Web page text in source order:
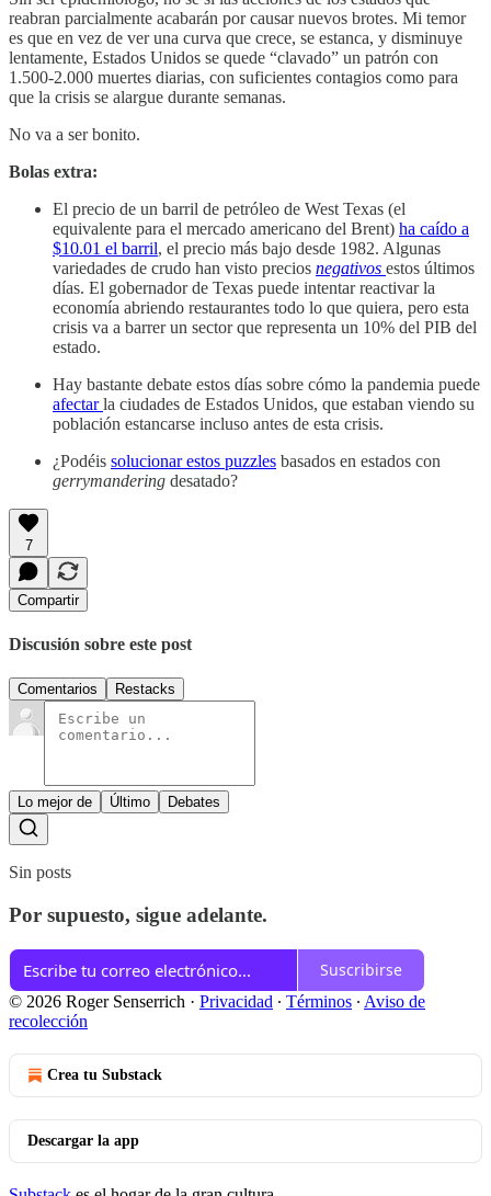
reabran parcialmente acabarán por causar nuevos brotes. Mi temor
es que en vez de ver una curva que crece, se estanca, y disminuye
lentamente, Estados Unidos se quede “clavado” un patrón con
1.500-2.000 muertes diarias, con suficientes contagios como para
que la crisis se alargue durante semanas.
No va a ser bonito.
Bolas extra:
El precio de un barril de petróleo de West Texas (el
equivalente para el mercado americano del Brent) ha caído a
$10.01 el barril, el precio más bajo desde 1982. Algunas
variedades de crudo han visto precios negativos estos últimos
días. El gobernador de Texas puede intentar reactivar la
economía abriendo restaurantes todo lo que quiera, pero esta
crisis va a barrer un sector que representa un 10% del PIB del
estado.
Hay bastante debate estos días sobre cómo la pandemia puede
afectarla ciudades de Estados Unidos, que estaban viendo su
población estancarse incluso antes de esta crisis.
¿Podéis solucionar estos puzzles basados en estados con
gerrymandering desatado?
7
Compartir
Discusión sobre este post
Comentarios Restacks
Lo mejor de Último Debates
Sin posts
Por supuesto, sigue adelante.
Suscribirse
© 2026 Roger Senserrich · Privacidad ∙ Términos ∙ Aviso de
recolección
Crea tu Substack
Descargar la app